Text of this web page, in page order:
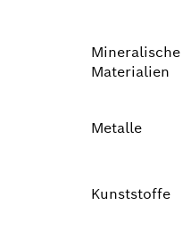
Mineralische
Materialien
Metalle
Kunststoffe